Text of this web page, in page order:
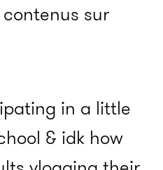
sur
in a little
& idk how